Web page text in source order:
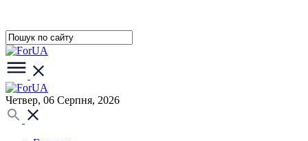
Четвер, 06 Серпня, 2026